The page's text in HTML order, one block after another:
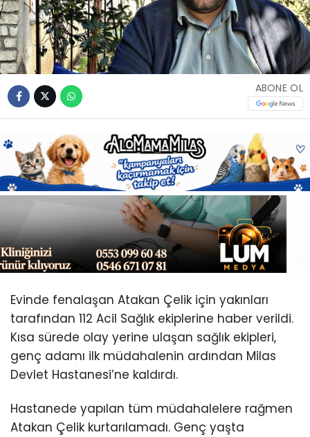
Facebook
Instagram
Youtube
ABONE OL
Evinde fenalaşan Atakan Çelik için yakınları
tarafından 112 Acil Sağlık ekiplerine haber verildi.
Kısa sürede olay yerine ulaşan sağlık ekipleri,
genç adamı ilk müdahalenin ardından Milas
Devlet Hastanesi’ne kaldırdı.
Hastanede yapılan tüm müdahalelere rağmen
Atakan Çelik kurtarılamadı. Genç yaşta